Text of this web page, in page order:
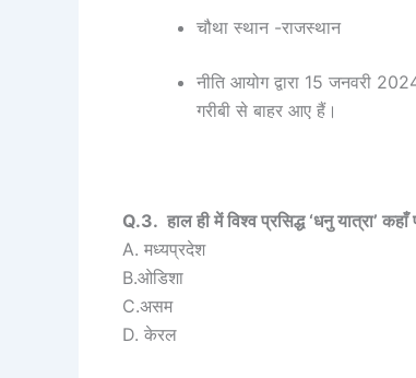
चौथा स्थान -राजस्थान
नीति आयोग द्वारा 15 जनवरी
गरीबी से बाहर आए हैं।
Q.3. हाल ही में विश्व प्रसिद्ध ‘धनु यात्रा’ कहाँ
A. मध्यप्रदेश
B.ओडिशा
C.असम
D. केरल